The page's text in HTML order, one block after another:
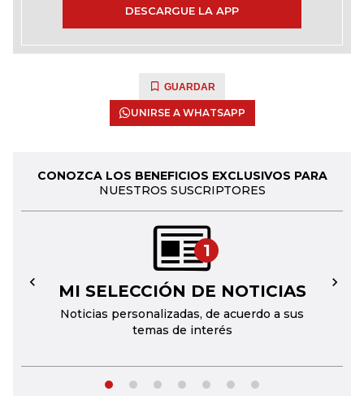
DESCARGUE LA APP
GUARDAR
UNIRSE A WHATSAPP
CONOZCA LOS BENEFICIOS EXCLUSIVOS PARA
NUESTROS SUSCRIPTORES
1
MI SELECCIÓN DE NOTICIAS
Noticias personalizadas, de acuerdo a sus
temas de interés
← →